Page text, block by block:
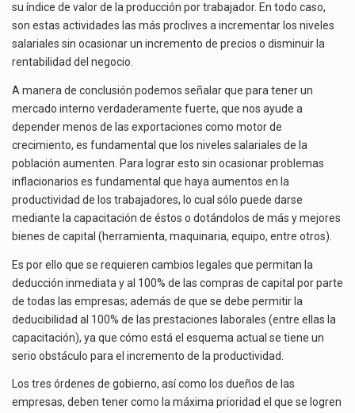
su índice de valor de la producción por trabajador. En todo caso,
son estas actividades las más proclives a incrementar los niveles
salariales sin ocasionar un incremento de precios o disminuir la
rentabilidad del negocio.
A manera de conclusión podemos señalar que para tener un
mercado interno verdaderamente fuerte, que nos ayude a
depender menos de las exportaciones como motor de
crecimiento, es fundamental que los niveles salariales de la
población aumenten. Para lograr esto sin ocasionar problemas
inflacionarios es fundamental que haya aumentos en la
productividad de los trabajadores, lo cual sólo puede darse
mediante la capacitación de éstos o dotándolos de más y mejores
bienes de capital (herramienta, maquinaria, equipo, entre otros).
Es por ello que se requieren cambios legales que permitan la
deducción inmediata y al 100% de las compras de capital por parte
de todas las empresas; además de que se debe permitir la
deducibilidad al 100% de las prestaciones laborales (entre ellas la
capacitación), ya que cómo está el esquema actual se tiene un
serio obstáculo para el incremento de la productividad.
Los tres órdenes de gobierno, así como los dueños de las
empresas, deben tener como la máxima prioridad el que se logren